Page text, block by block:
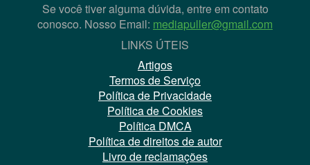
Se você tiver alguma dúvida, entre em contato
conosco. Nosso Email: mediapuller@gmail.com
LINKS ÚTEIS
Artigos
Termos de Serviço
Política de Privacidade
Política de Cookies
Política DMCA
Política de direitos de autor
Livro de reclamações